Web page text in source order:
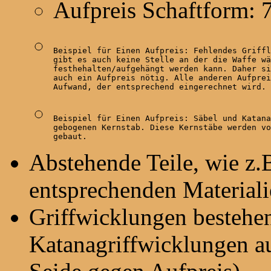
Aufpreis Schaftform:
Beispiel für Einen Aufpreis: Fehlendes
gibt es auch keine Stelle an der die Waffe
festhehalten/aufgehängt werden kann. Daher
auch ein Aufpreis nötig. Alle anderen
Aufwand, der entsprechend eingerechnet wird.
Beispiel für Einen Aufpreis: Säbel und
gebogenen Kernstab. Diese Kernstäbe werden
gebaut.
Abstehende Teile, wie
entsprechenden
Griffwicklungen
Katanagriffwicklungen